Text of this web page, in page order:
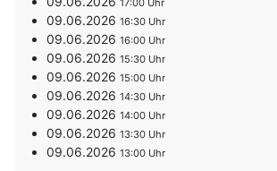
17:00
09.06.202616:30
09.06.202616:00
09.06.202615:30
09.06.202615:00
09.06.202614:30
09.06.202614:00
09.06.202613:30
09.06.202613:00